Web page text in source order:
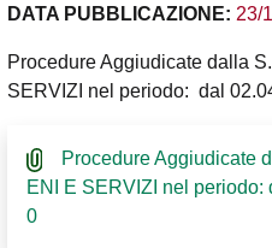
DATA PUBBLICAZIONE: 23/
Procedure Aggiudicate dalla
SERVIZI nel periodo: dal
Procedure Aggiudicate
ENI E SERVIZI nel
0